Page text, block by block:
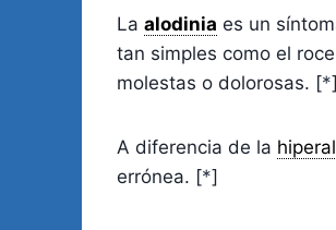
La alodinia es un
tan simples como el
molestas o dolorosas. [*]
A diferencia de la
errónea. [*]